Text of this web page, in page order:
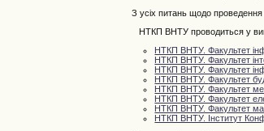
З усіх питань щодо
НТКП ВНТУ проводиться у
НТКП ВНТУ. Факультет
НТКП ВНТУ. Факультет
НТКП ВНТУ. Факультет
НТКП ВНТУ.Факультет
НТКП ВНТУ. Факультет
НТКП ВНТУ. Факультет
НТКП ВНТУ. Факультет
НТКП ВНТУ. Інститут